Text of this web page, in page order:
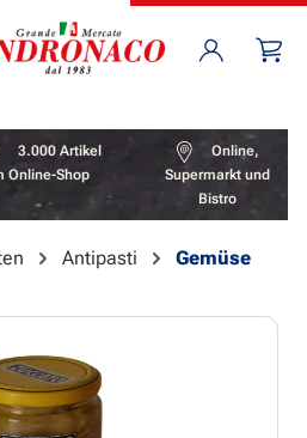
Produkte auf dem Merkzettel
3.000 Artikel
Online-Shop
Online,
Supermarkt und
Bistro
Antipasti Gemüse